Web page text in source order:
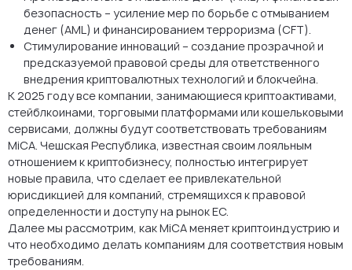
безопасность – усиление мер по борьбе с отмыванием
денег (AML) и финансированием терроризма (CFT).
Стимулирование инноваций – создание прозрачной и
предсказуемой правовой среды для ответственного
внедрения криптовалютных технологий и блокчейна.
К 2025 году все компании, занимающиеся криптоактивами,
стейблкоинами, торговыми платформами или кошельковыми
сервисами, должны будут соответствовать требованиям
MiCA. Чешская Республика, известная своим лояльным
отношением к криптобизнесу, полностью интегрирует
новые правила, что сделает ее привлекательной
юрисдикцией для компаний, стремящихся к правовой
определенности и доступу на рынок ЕС.
Далее мы рассмотрим, как MiCA меняет криптоиндустрию и
что необходимо делать компаниям для соответствия новым
требованиям.